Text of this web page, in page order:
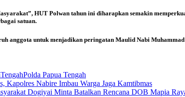
HUT Polwan tahun ini diharapkan semakin
satuan.
anggota untuk menjadikan peringatan Maulid Nabi
Polda Papua Tengah
Kapolres Nabire Imbau Warga Jaga Kamtibmas
Dogiyai Minta Batalkan Rencana DOB Mapia